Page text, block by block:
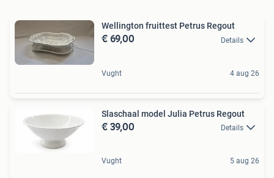
Wellington fruittest Petrus Regout
€ 69,00 Details
Vught 4 aug 26
Slaschaal model Julia Petrus Regout
€ 39,00 Details
Vught 5 aug 26